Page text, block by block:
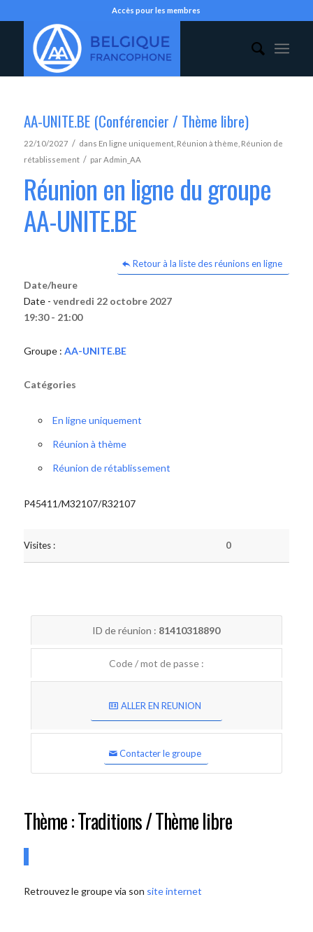
Accès pour les membres
AA-UNITE.BE (Conférencier / Thème libre)
22/10/2027 / dans En ligne uniquement, Réunion à thème Réunion de
rétablissement / parAdmin_AA
Réunion en ligne du groupe
AA-UNITE.BE
Retour à la liste des réunions en ligne
Date/heure
Date - vendredi 22 octobre 2027
19:30 - 21:00
Groupe : AA-UNITE.BE
Catégories
En ligne uniquement
Réunion à thème
Réunion de rétablissement
P45411/M32107/R32107
Visites : 0
ID de réunion : 81410318890
Code / mot de passe :
ALLER EN REUNION
Contacter le groupe
Thème : Traditions / Thème libre
Retrouvez le groupe via son site internet